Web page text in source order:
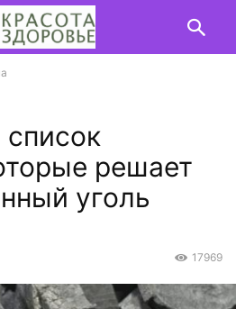
решает
уголь
17969